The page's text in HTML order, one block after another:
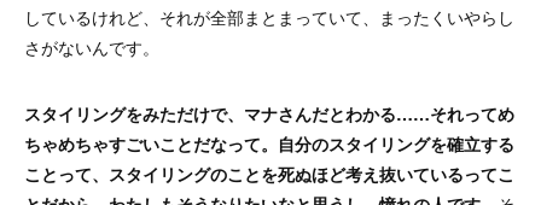
しているけれど、それが全部まとまっていて、まったくいやらし
さがないんです。
スタイリングをみただけで、マナさんだとわかる……それってめ
ちゃめちゃすごいことだなって。自分のスタイリングを確立する
ことって、スタイリングのことを死ぬほど考え抜いているってこ